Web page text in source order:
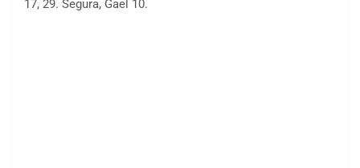
17, 29. Segura, Gael 10.